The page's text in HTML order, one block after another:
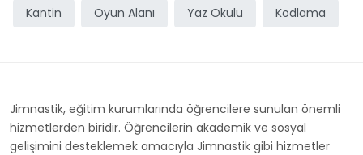
Kantin Oyun Alanı Yaz Okulu Kodlama
Jimnastik, eğitim kurumlarında öğrencilere sunulan önemli
hizmetlerden biridir. Öğrencilerin akademik ve sosyal
gelişimini desteklemek amacıyla Jimnastik gibi hizmetler